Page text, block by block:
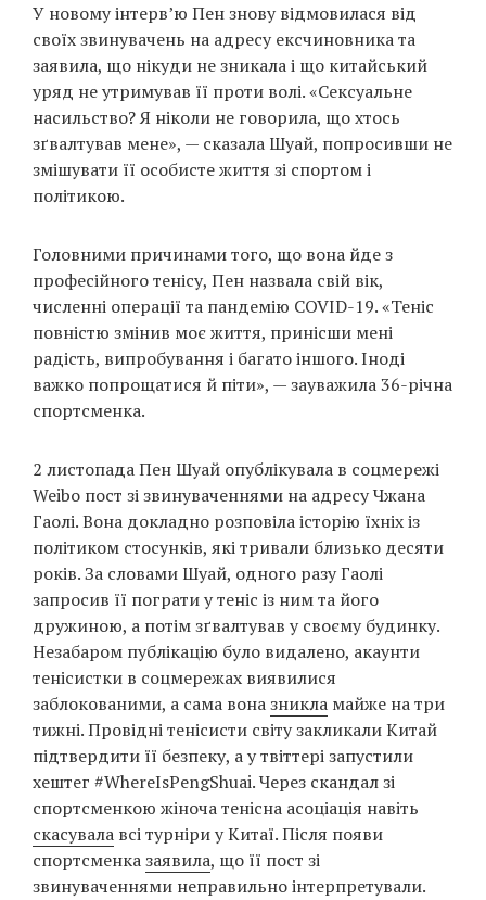
У новому інтерв’ю Пен знову відмовилася від
своїх звинувачень на адресу ексчиновника та
заявила, що нікуди не зникала і що китайський
уряд не утримував її проти волі. «Сексуальне
насильство? Я ніколи не говорила, що хтось
зґвалтував мене», — сказала Шуай, попросивши не
змішувати її особисте життя зі спортом і
політикою.
Головними причинами того, що вона йде з
професійного тенісу, Пен назвала свій вік,
численні операції та пандемію COVID-19. «Теніс
повністю змінив моє життя, принісши мені
радість, випробування і багато іншого. Іноді
важко попрощатися й піти», — зауважила 36-річна
спортсменка.
2 листопада Пен Шуай опублікувала в соцмережі
Weibo пост зі звинуваченнями на адресу Чжана
Гаолі. Вона докладно розповіла історію їхніх із
політиком стосунків, які тривали близько десяти
років. За словами Шуай, одного разу Гаолі
запросив її пограти у теніс із ним та його
дружиною, а потім зґвалтував у своєму будинку.
Незабаром публікацію було видалено, акаунти
тенісистки в соцмережах виявилися
заблокованими, а сама воназникла майже на три
тижні. Провідні тенісисти світу закликали Китай
підтвердити її безпеку, а у твіттері запустили
хештег #WhereIsPengShuai. Через скандал зі
спортсменкою жіноча тенісна асоціація навіть
скасувала всі турніри у Китаї. Після появи
спортсменказаявила, що її пост зі
звинуваченнями неправильно інтерпретували.